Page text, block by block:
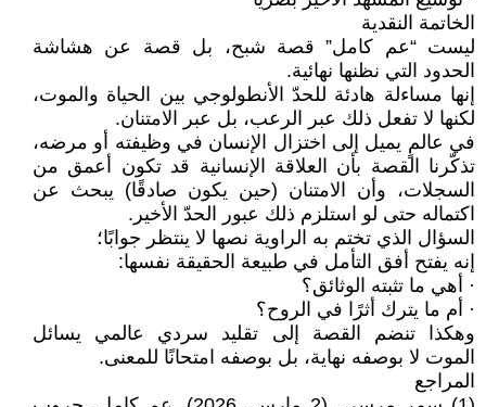
الخاتمة النقدية
ليست “عم كامل” قصة شبح، بل قصة عن هشاشة
الحدود التي نظنها نهائية.
إنها مساءلة هادئة للحدّ الأنطولوجي بين الحياة والموت،
لكنها لا تفعل ذلك عبر الرعب، بل عبر الامتنان.
في عالمٍ يميل إلى اختزال الإنسان في وظيفته أو مرضه،
تذكّرنا القصة بأن العلاقة الإنسانية قد تكون أعمق من
السجلات، وأن الامتنان (حين يكون صادقًا) يبحث عن
اكتماله حتى لو استلزم ذلك عبور الحدّ الأخير.
السؤال الذي تختم به الراوية نصها لا ينتظر جوابًا؛
إنه يفتح أفق التأمل في طبيعة الحقيقة نفسها:
· أهي ما تثبته الوثائق؟
· أم ما يترك أثرًا في الروح؟
وهكذا تنضم القصة إلى تقليد سردي عالمي يسائل
الموت لا بوصفه نهاية، بل بوصفه امتحانًا للمعنى.
المراجع